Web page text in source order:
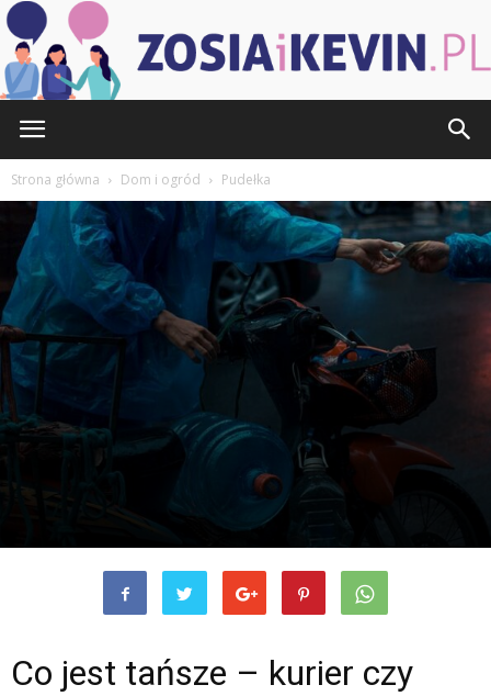
Strona główna Dom i ogród Pudełka
Przez Redakcja
Co jest tańsze – kurier czy